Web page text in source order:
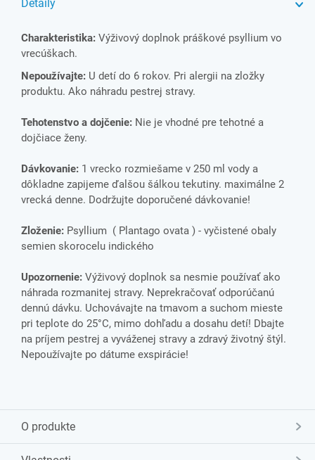
Detaily
Charakteristika: Výživový doplnok práškové psyllium vo
vrecúškach.
Nepoužívajte: U detí do 6 rokov. Pri alergii na zložky
produktu. Ako náhradu pestrej stravy.
Tehotenstvo a dojčenie: Nie je vhodné pre tehotné a
dojčiace ženy.
Dávkovanie: 1 vrecko rozmiešame v 250 ml vody a
dôkladne zapijeme ďalšou šálkou tekutiny. maximálne 2
vrecká denne. Dodržujte doporučené dávkovanie!
Zloženie: Psyllium ( Plantago ovata ) - vyčistené obaly
semien skorocelu indického
Upozornenie: Výživový doplnok sa nesmie používať ako
náhrada rozmanitej stravy. Neprekračovať odporúčanú
dennú dávku. Uchovávajte na tmavom a suchom mieste
pri teplote do 25°C, mimo dohľadu a dosahu detí! Dbajte
na príjem pestrej a vyváženej stravy a zdravý životný štýl.
Nepoužívajte po dátume exspirácie!
O produkte